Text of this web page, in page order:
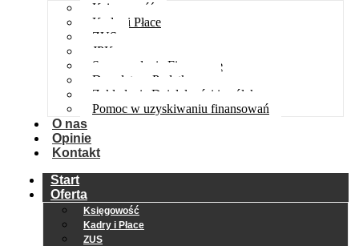
Księgowość
Kadry i Płace
ZUS
JPK
Sprawozdania Finansowe
Doradztwo Podatkowe
Zakładanie Działalności i spółek
Pomoc w uzyskiwaniu finansowań
O nas
Opinie
Kontakt
Start
Oferta
Księgowość
Kadry i Płace
ZUS